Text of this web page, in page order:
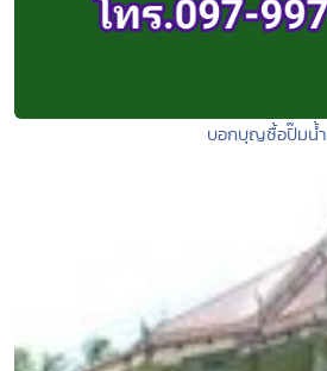
บอกบุญซื้อปั๊มน้ำ